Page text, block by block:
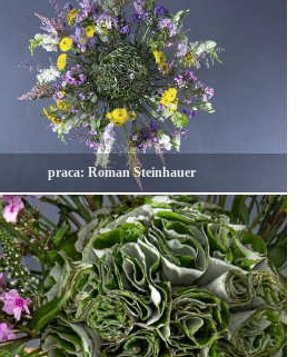
praca: Roman Steinhauer